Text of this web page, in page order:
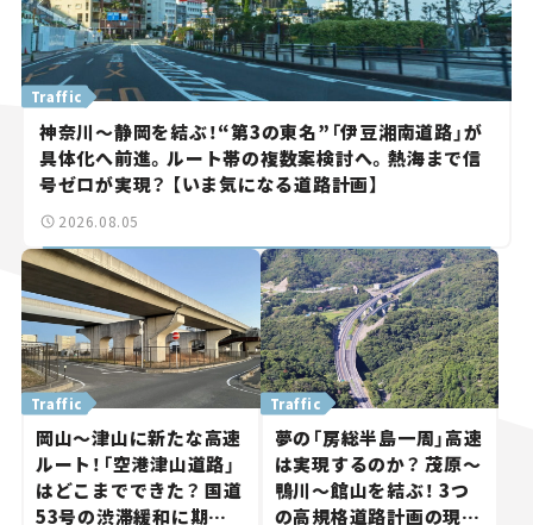
Traffic
神奈川～静岡を結ぶ！“第3の東名”「伊豆湘南道路」が
具体化へ前進。ルート帯の複数案検討へ。熱海まで信
号ゼロが実現？ 【いま気になる道路計画】
2026.08.05
Traffic
岡山～津山に新たな高速
ルート！「空港津山道路」
はどこまでできた？ 国道
53号の渋滞緩和に期待。
Traffic
夢の「房総半島一周」高速
は実現するのか？ 茂原～
鴨川～館山を結ぶ！ 3つ
の高規格道路計画の現